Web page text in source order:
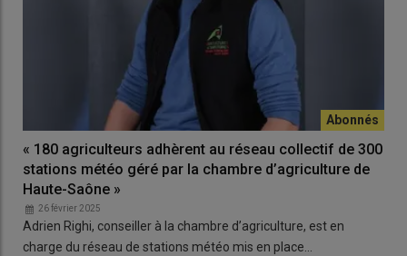
« 180 agriculteurs adhèrent au réseau collectif de 300
stations météo géré par la chambre d’agriculture de
Haute-Saône »
26 février 2025
Adrien Righi, conseiller à la chambre d’agriculture, est en
charge du réseau de stations météo mis en place…